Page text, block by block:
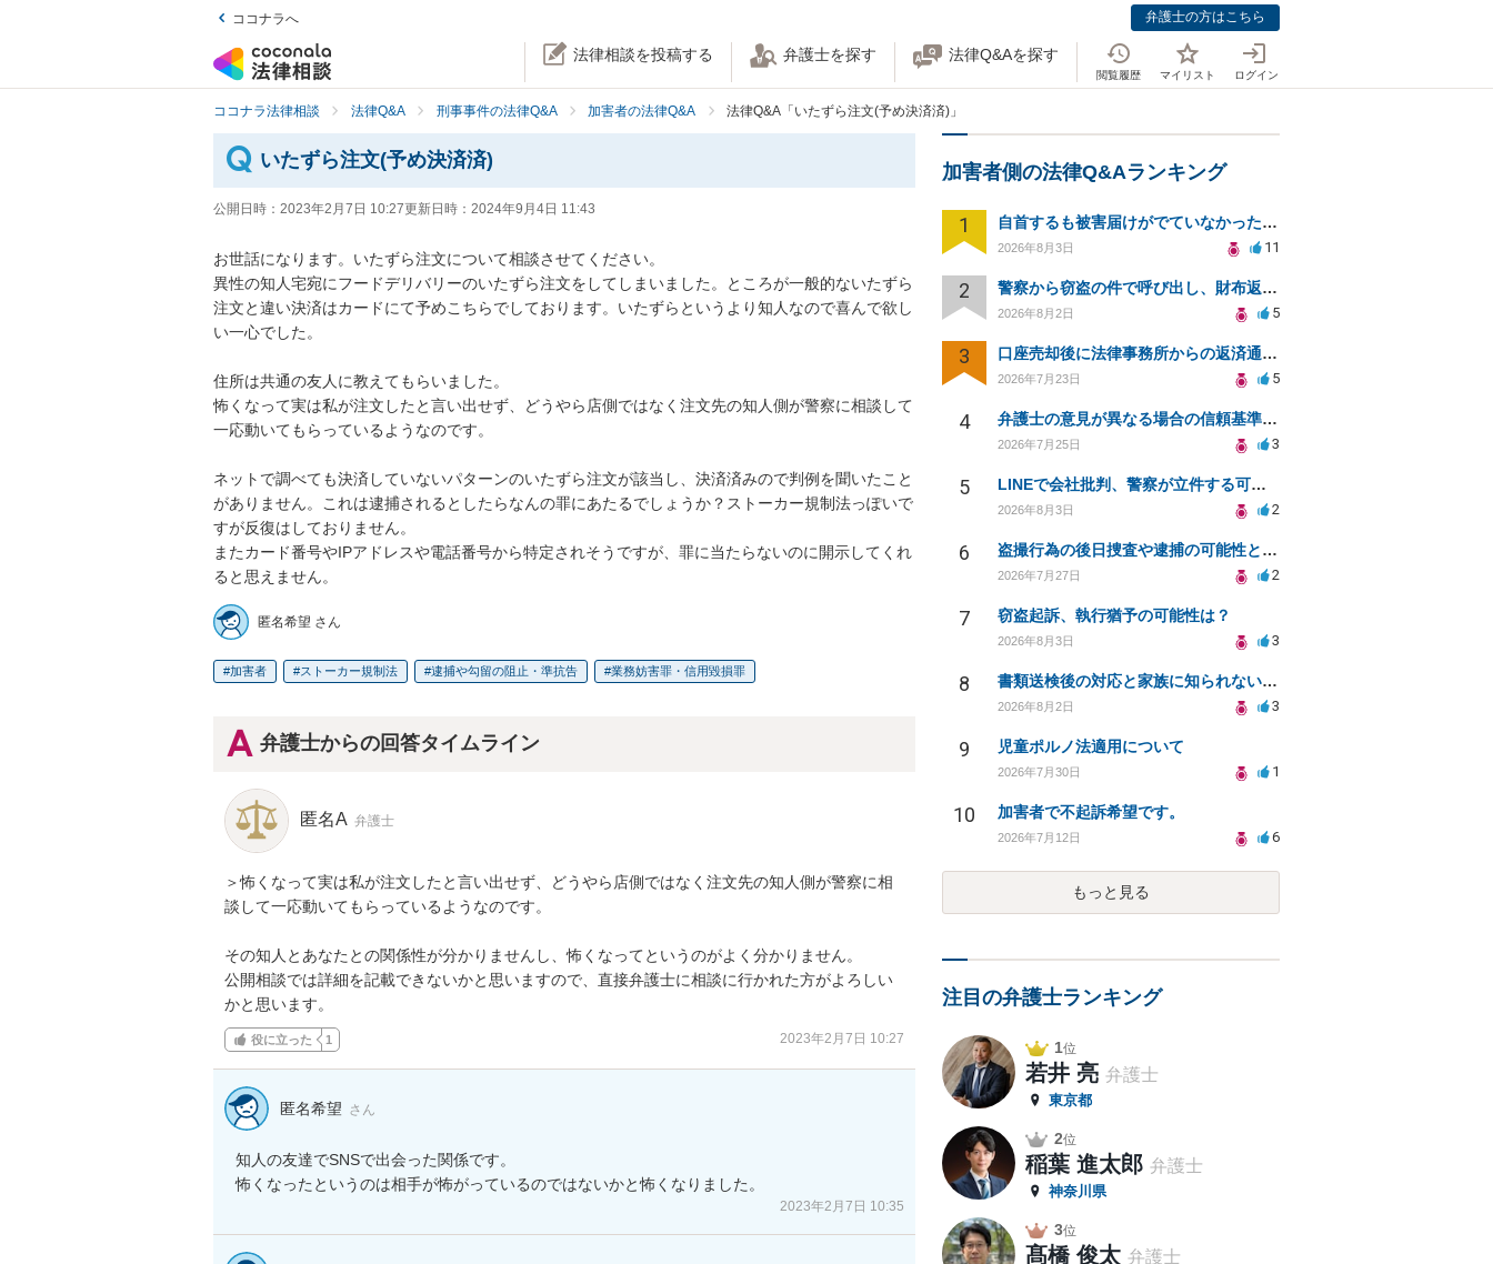
ココナラへ 弁護士の方はこちら
法律相談を投稿する 弁護士を探す 法律Q&Aを探す
閲覧履歴 マイリスト ログイン
ココナラ法律相談 法律Q&A 刑事事件の法律Q&A 加害者の法律Q&A 法律Q&A「いたずら注文(予め決済済)」
いたずら注文(予め決済済)
公開日時： 2023年2月7日 10:27更新日時： 2024年9月4日 11:43
お世話になります。いたずら注文について相談させてください。
異性の知人宅宛にフードデリバリーのいたずら注文をしてしまいました。ところが一般的ないたずら
注文と違い決済はカードにて予めこちらでしております。いたずらというより知人なので喜んで欲し
い一心でした。
住所は共通の友人に教えてもらいました。
怖くなって実は私が注文したと言い出せず、どうやら店側ではなく注文先の知人側が警察に相談して
一応動いてもらっているようなのです。
ネットで調べても決済していないパターンのいたずら注文が該当し、決済済みので判例を聞いたこと
がありません。これは逮捕されるとしたらなんの罪にあたるでしょうか？ストーカー規制法っぽいで
すが反復はしておりません。
またカード番号やIPアドレスや電話番号から特定されそうですが、罪に当たらないのに開示してくれ
ると思えません。
匿名希望 さん
加害者 ストーカー規制法 逮捕や勾留の阻止・準抗告 業務妨害罪・信用毀損罪
弁護士からの回答タイムライン
匿名A 弁護士
＞怖くなって実は私が注文したと言い出せず、どうやら店側ではなく注文先の知人側が警察に相
談して一応動いてもらっているようなのです。
その知人とあなたとの関係性が分かりませんし、怖くなってというのがよく分かりません。
公開相談では詳細を記載できないかと思いますので、直接弁護士に相談に行かれた方がよろしい
かと思います。
役に立った 1 2023年2月7日 10:27
匿名希望 さん
知人の友達でSNSで出会った関係です。
怖くなったというのは相手が怖がっているのではないかと怖くなりました。
2023年2月7日 10:35
加害者側の法律Q&Aランキング
1 自首するも被害届けがでていなかった場合
2026年8月3日 11
2 警察から窃盗の件で呼び出し、財布返却で自首すべきか？
2026年8月2日 5
3 口座売却後に法律事務所からの返済通知、どう対処すべきか？
2026年7月23日 5
4 弁護士の意見が異なる場合の信頼基準について教えてください
2026年7月25日 3
5 LINEで会社批判、警察が立件する可能性は？
2026年8月3日 2
6 盗撮行為の後日捜査や逮捕の可能性と初動対応について
2026年7月27日 2
7 窃盗起訴、執行猶予の可能性は？
2026年8月3日 3
8 書類送検後の対応と家族に知られないための手続きについて相談
2026年8月2日 3
9 児童ポルノ法適用について
2026年7月30日 1
10 加害者で不起訴希望です。
2026年7月12日 6
もっと見る
注目の弁護士ランキング
1位
若井 亮 弁護士
東京都
2位
稲葉 進太郎 弁護士
神奈川県
3位
髙橋 俊太 弁護士